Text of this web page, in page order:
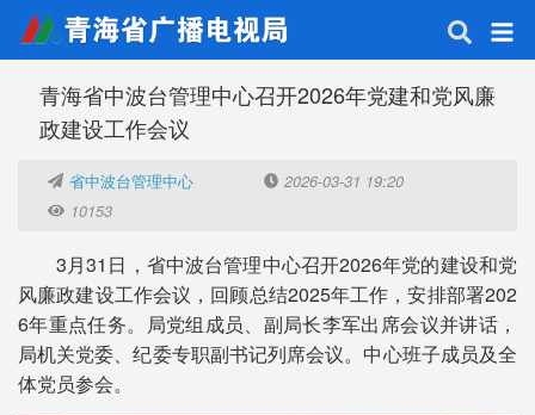
青海省中波台管理中心召开2026年党建和党风廉
政建设工作会议
省中波台管理中心
2026-03-31 19:20
10153
3月31日，省中波台管理中心召开2026年党的建设和党
风廉政建设工作会议，回顾总结2025年工作，安排部署202
6年重点任务。局党组成员、副局长李军出席会议并讲话，
局机关党委、纪委专职副书记列席会议。中心班子成员及全
体党员参会。